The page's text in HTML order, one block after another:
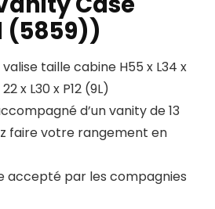
(5859))
taille cabine H55 x L34 x
x L30 x P12 (9L)
d’un vanity de 13
faire votre rangement en
accepté par les compagnies